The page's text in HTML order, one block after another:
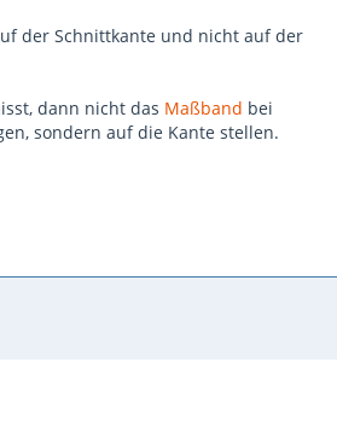
der Schnittkante und nicht auf der
dann nicht das Maßband bei
sondern auf die Kante stellen.